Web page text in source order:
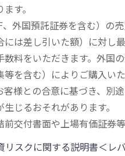
す。
外国預託証券を含む）の
には差し引いた額）に対し
数料をいただきます。外国
を含む）によりご購入い
客様との合意に基づき、別
じるおそれがあります。
交付書面や上場有価証券
リスクに関する説明書＜レ